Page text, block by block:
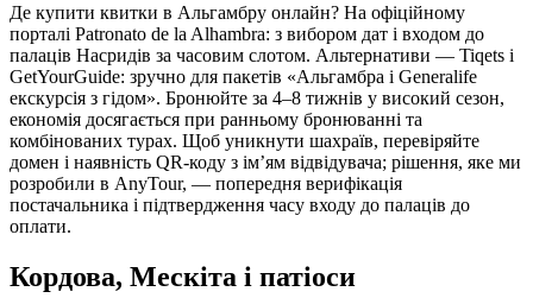
Де купити квитки в Альгамбру онлайн? На офіційному
порталі Patronato de la Alhambra: з вибором дат і входом до
палаців Насридів за часовим слотом. Альтернативи — Tiqets і
GetYourGuide: зручно для пакетів «Альгамбра і Generalife
екскурсія з гідом». Бронюйте за 4–8 тижнів у високий сезон,
економія досягається при ранньому бронюванні та
комбінованих турах. Щоб уникнути шахраїв, перевіряйте
домен і наявність QR-коду з ім’ям відвідувача; рішення, яке ми
розробили в AnyTour, — попередня верифікація
постачальника і підтвердження часу входу до палаців до
оплати.
Кордова, Мескіта і патіоси